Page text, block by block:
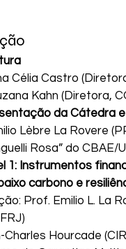
Célia Castro
Kahn (Diretora,
da Cátedra
Lèbre La Rovere
Rosa” do CBAE/
1: Instrumentos
carbono e
Prof. Emilio L. La
Charles Hourcade